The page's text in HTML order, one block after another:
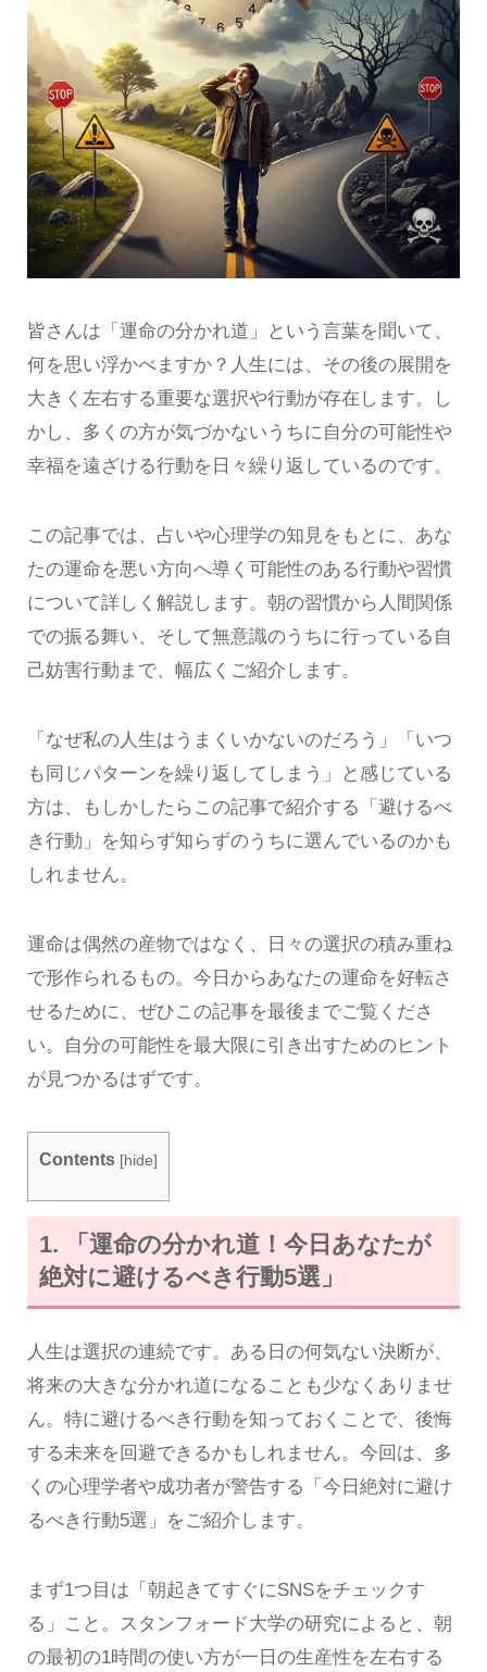
皆さんは「運命の分かれ道」という言葉を聞いて、
何を思い浮かべますか？人生には、その後の展開を
大きく左右する重要な選択や行動が存在します。し
かし、多くの方が気づかないうちに自分の可能性や
幸福を遠ざける行動を日々繰り返しているのです。
この記事では、占いや心理学の知見をもとに、あな
たの運命を悪い方向へ導く可能性のある行動や習慣
について詳しく解説します。朝の習慣から人間関係
での振る舞い、そして無意識のうちに行っている自
己妨害行動まで、幅広くご紹介します。
「なぜ私の人生はうまくいかないのだろう」「いつ
も同じパターンを繰り返してしまう」と感じている
方は、もしかしたらこの記事で紹介する「避けるべ
き行動」を知らず知らずのうちに選んでいるのかも
しれません。
運命は偶然の産物ではなく、日々の選択の積み重ね
で形作られるもの。今日からあなたの運命を好転さ
せるために、ぜひこの記事を最後までご覧くださ
い。自分の可能性を最大限に引き出すためのヒント
が見つかるはずです。
Contents [hide]
1. 「運命の分かれ道！今日あなたが
絶対に避けるべき行動5選」
人生は選択の連続です。ある日の何気ない決断が、
将来の大きな分かれ道になることも少なくありませ
ん。特に避けるべき行動を知っておくことで、後悔
する未来を回避できるかもしれません。今回は、多
くの心理学者や成功者が警告する「今日絶対に避け
るべき行動5選」をご紹介します。
まず1つ目は「朝起きてすぐにSNSをチェックす
る」こと。スタンフォード大学の研究によると、朝
の最初の1時間の使い方が一日の生産性を左右する